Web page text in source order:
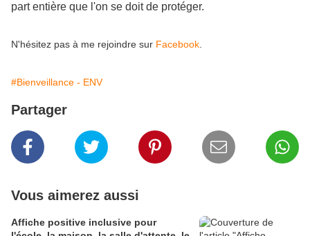
part entière que l'on se doit de protéger.
N'hésitez pas à me rejoindre sur Facebook
#Bienveillance - ENV
Partager
Vous aimerez aussi
Affiche positive inclusive pour